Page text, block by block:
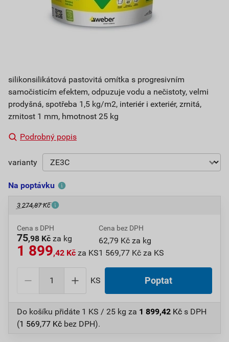
silikonsilikátová pastovitá omítka s progresivním
samočisticím efektem, odpuzuje vodu a nečistoty, velmi
prodyšná, spotřeba 1,5 kg/m2, interiér i exteriér, zrnitá,
zrnitost 1 mm, hmotnost 25 kg
Podrobný popis
varianty
Na poptávku
3 274,87 Kč
Cena s DPH
75,98 Kč za kg
1 899,42 Kč za KS
Cena bez DPH
62,79 Kč za kg
1 569,77 Kč za KS
KS Poptat
Do košíku přidáte 1 KS / 25 kg za 1 899,42 Kč s DPH
(1 569,77 Kč bez DPH).